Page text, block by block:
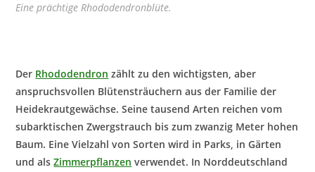
Eine prächtige Rhododendronblüte.
Der Rhododendron zählt zu den wichtigsten, aber
anspruchsvollen Blütensträuchern aus der Familie der
Heidekrautgewächse. Seine tausend Arten reichen vom
subarktischen Zwergstrauch bis zum zwanzig Meter hohen
Baum. Eine Vielzahl von Sorten wird in Parks, in Gärten
und alsZimmerpflanzen verwendet. In Norddeutschland